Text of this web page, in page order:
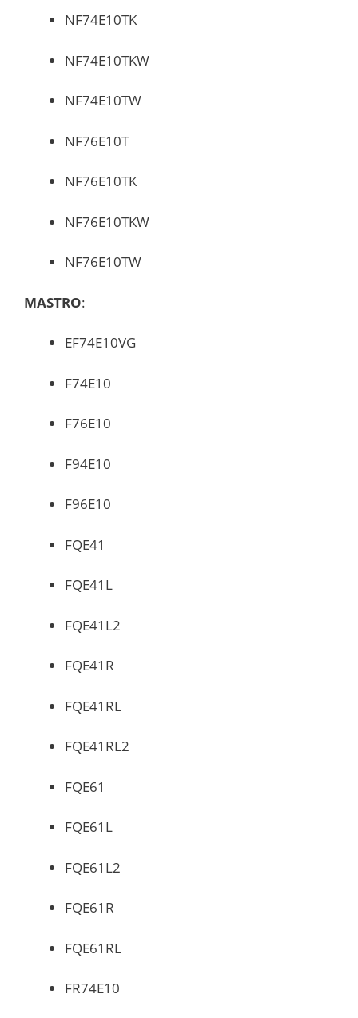
NF74E10TK
NF74E10TKW
NF74E10TW
NF76E10T
NF76E10TK
NF76E10TKW
NF76E10TW
MASTRO:
EF74E10VG
F74E10
F76E10
F94E10
F96E10
FQE41
FQE41L
FQE41L2
FQE41R
FQE41RL
FQE41RL2
FQE61
FQE61L
FQE61L2
FQE61R
FQE61RL
FR74E10